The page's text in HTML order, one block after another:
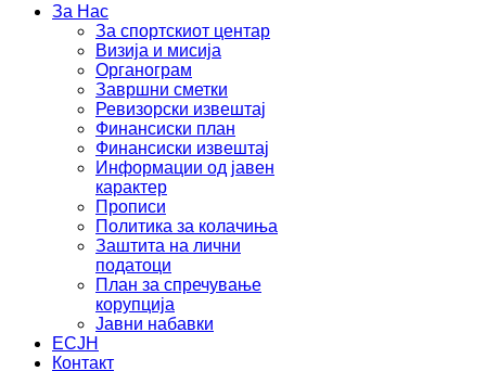
За Нас
За спортскиот центар
Визија и мисија
Органограм
Завршни сметки
Ревизорски извештај
Финансиски план
Финансиски извештај
Информации од јавен
карактер
Прописи
Политика за колачиња
Заштита на лични
податоци
План за спречување
корупција
Јавни набавки
ЕСЈН
Контакт